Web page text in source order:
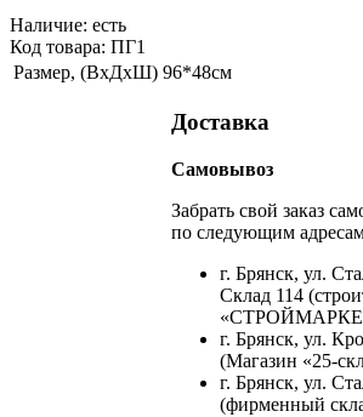
Наличие: есть
Код товара: ПГ1
Размер, (ВхДхШ) 96*48см
Доставка
Самовывоз
Забрать свой заказ
по следующим
г. Брянск, ул.
Склад 114
г. Брянск, ул.
(Магазин «25-
г. Брянск, ул.
(фирменный